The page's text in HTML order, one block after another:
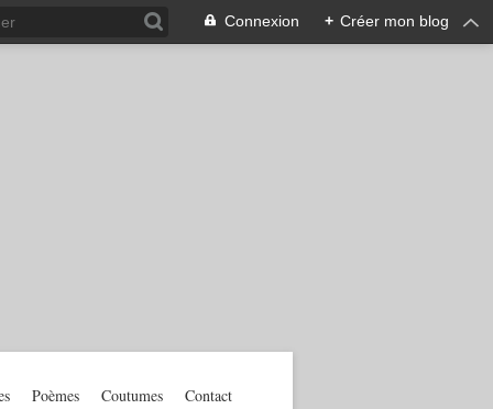
Connexion + Créer mon blog
Poèmes Coutumes Contact